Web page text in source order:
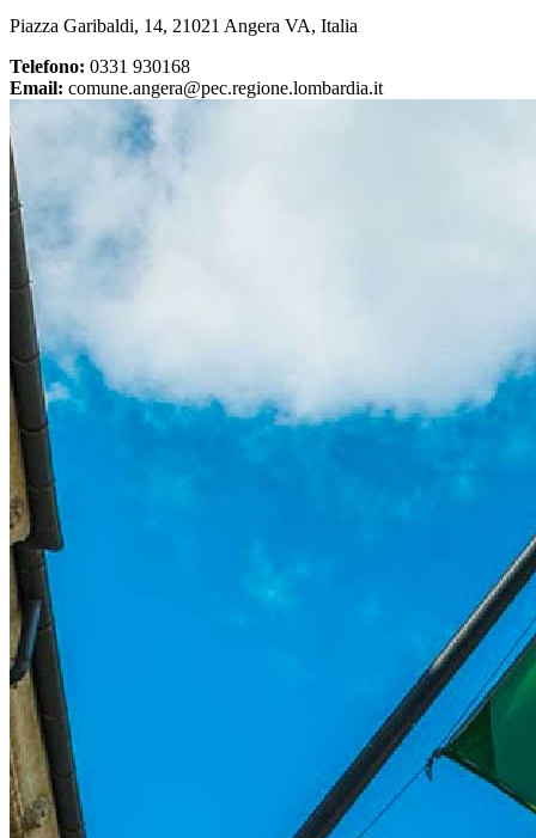
Piazza Garibaldi, 14, 21021 Angera VA, Italia
Telefono: 0331 930168
Email: comune.angera@pec.regione.lombardia.it